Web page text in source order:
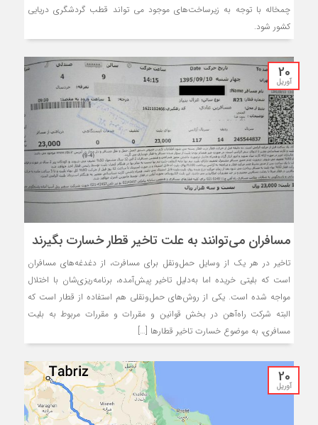
چمخاله با توجه به زیرساخت‌های موجود می تواند قطب گردشگری دریایی
کشور شود.
20
آوریل
مسافران می‌توانند به علت تاخیر قطار خسارت بگیرند
تاخیر در هر یک از وسایل حمل‌ونقل برای مسافرت، از دغدغه‌های مسافران
است که بلیتی خریده اما به‌دلیل تاخیر پیش‌آمده، برنامه‌ریزی‌شان با اختلال
مواجه شده است. یکی از روش‌های حمل‌ونقلی هم استفاده از قطار است که
البته شرکت راه‌آهن در بخش قوانین و مقررات و مقررات مربوط به بلیت
مسافری، به موضوع خسارت تاخیر قطارها […]
20
آوریل